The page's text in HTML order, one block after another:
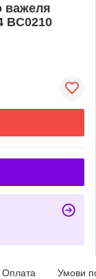
важеля
BC0210
Оплата Умови